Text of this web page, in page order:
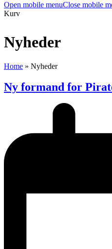
Open mobile menuClose mobile
Kurv
Nyheder
Home » Nyheder
Ny formand for